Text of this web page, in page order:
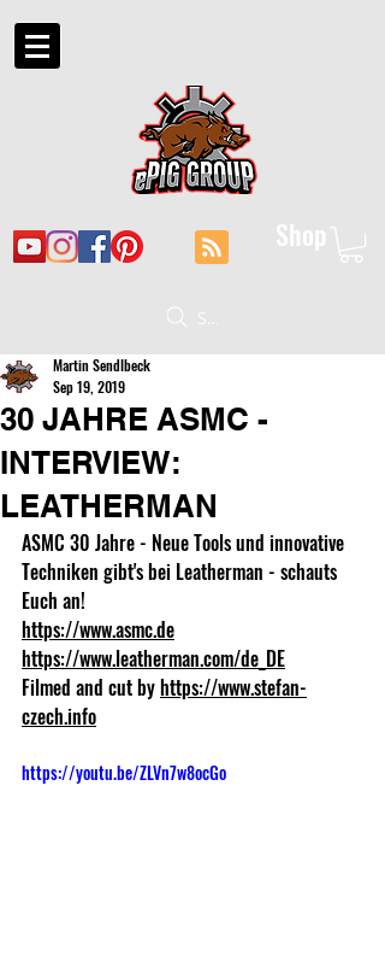
Shop
Suche
30 JAHRE ASMC -
INTERVIEW:
LEATHERMAN
Martin Sendlbeck
Sep 19, 2019
ASMC 30 Jahre - Neue Tools und innovative
Techniken gibt's bei Leatherman - schauts
Euch an!
https://www.asmc.de
https://www.leatherman.com/de_DE
Filmed and cut by https://www.stefan-
czech.info
https://youtu.be/ZLVn7w8ocGo